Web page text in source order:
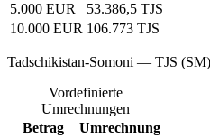
5.000 EUR
53.386,5 TJS
10.000 EUR 106.773 TJS
Tadschikistan-Somoni — TJS
Vordefinierte
Umrechnungen
Betrag
Umrechnung